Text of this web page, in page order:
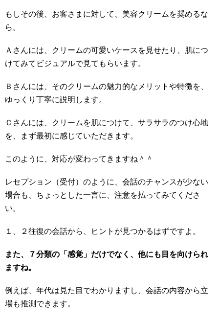
もしその後、お客さまに対して、美容クリームを奨めるな
ら。
Ａさんには、クリームの可愛いケースを見せたり、肌につ
けてみてビジュアルで見てもらいます。
Ｂさんには、そのクリームの魅力的なメリットや特徴を、
ゆっくり丁寧に説明します。
Ｃさんには、クリームを肌につけて、サラサラのつけ心地
を、まず最初に感じていただきます。
このように、対応が変わってきますね＾＾
レセプション（受付）のように、会話のチャンスが少ない
場合も、ちょっとした一言に、注意を払ってみてくださ
い。
１、２往復の会話から、ヒントが見つかるはずですよ。
また、７分類の「感覚」だけでなく、他にも目を向けられ
ますね。
例えば、年代は見た目でわかりますし、会話の内容から立
場も推測できます。